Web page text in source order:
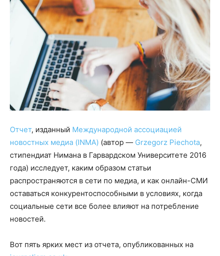
Отчет, изданный Международной ассоциацией
новостных медиа (INMA) (автор — Grzegorz Piechota,
стипендиат Нимана в Гарвардском Университете 2016
года) исследует, каким образом статьи
распространяются в сети по медиа, и как онлайн-СМИ
оставаться конкурентоспособными в условиях, когда
социальные сети все более влияют на потребление
новостей.
Вот пять ярких мест из отчета, опубликованных на